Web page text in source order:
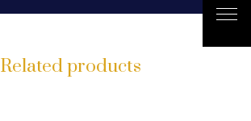
Related products